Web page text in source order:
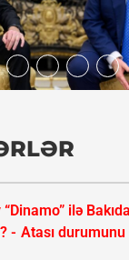
ilə
- Atası durumunu